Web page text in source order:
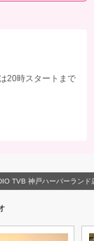
20時スタートまで
TVB 神戸ハーバーランド